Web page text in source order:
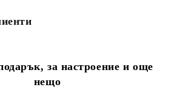
за настроение и още
нещо